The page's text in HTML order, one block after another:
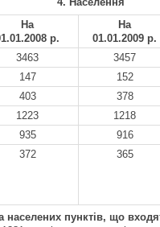
На
8 р.
На
01.01.2009 р.
3463
3457
147
152
403
378
1223
1218
935
916
372 365
населених пунктів, що